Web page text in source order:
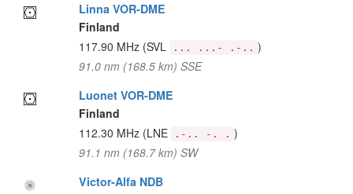
Linna VOR-DME
Finland
117.90 MHz (SVL ... ...- .-.. )
91.0 nm (168.5 km) SSE
Luonet VOR-DME
Finland
112.30 MHz (LNE .-.. -. . )
91.1 nm (168.7 km) SW
Victor-Alfa NDB